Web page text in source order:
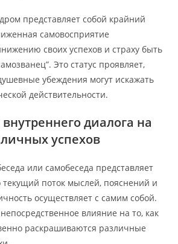
представляет собой крайний
самовосприятие
своих успехов и страху быть
Это статус проявляет,
убеждения могут искажать
действительности.
диалога на
успехов
или самобеседа представляет
поток мыслей, пояснений и
осуществляет с самим собой.
влияние на то, как
раскрашиваются различные